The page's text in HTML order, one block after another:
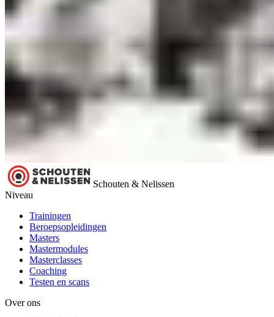
Schouten & Nelissen
Niveau
Trainingen
Beroepsopleidingen
Masters
Mastermodules
Masterclasses
Coaching
Testen en scans
Over ons